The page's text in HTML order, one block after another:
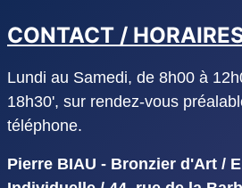
CONTACT /
Lundi au Samedi, de 8h00 à
18h30', sur rendez-vous
téléphone.
Pierre BIAU - Bronzier d'Art /